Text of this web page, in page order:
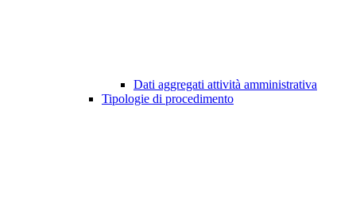
Dati aggregati attività amministrativa
Tipologie di procedimento